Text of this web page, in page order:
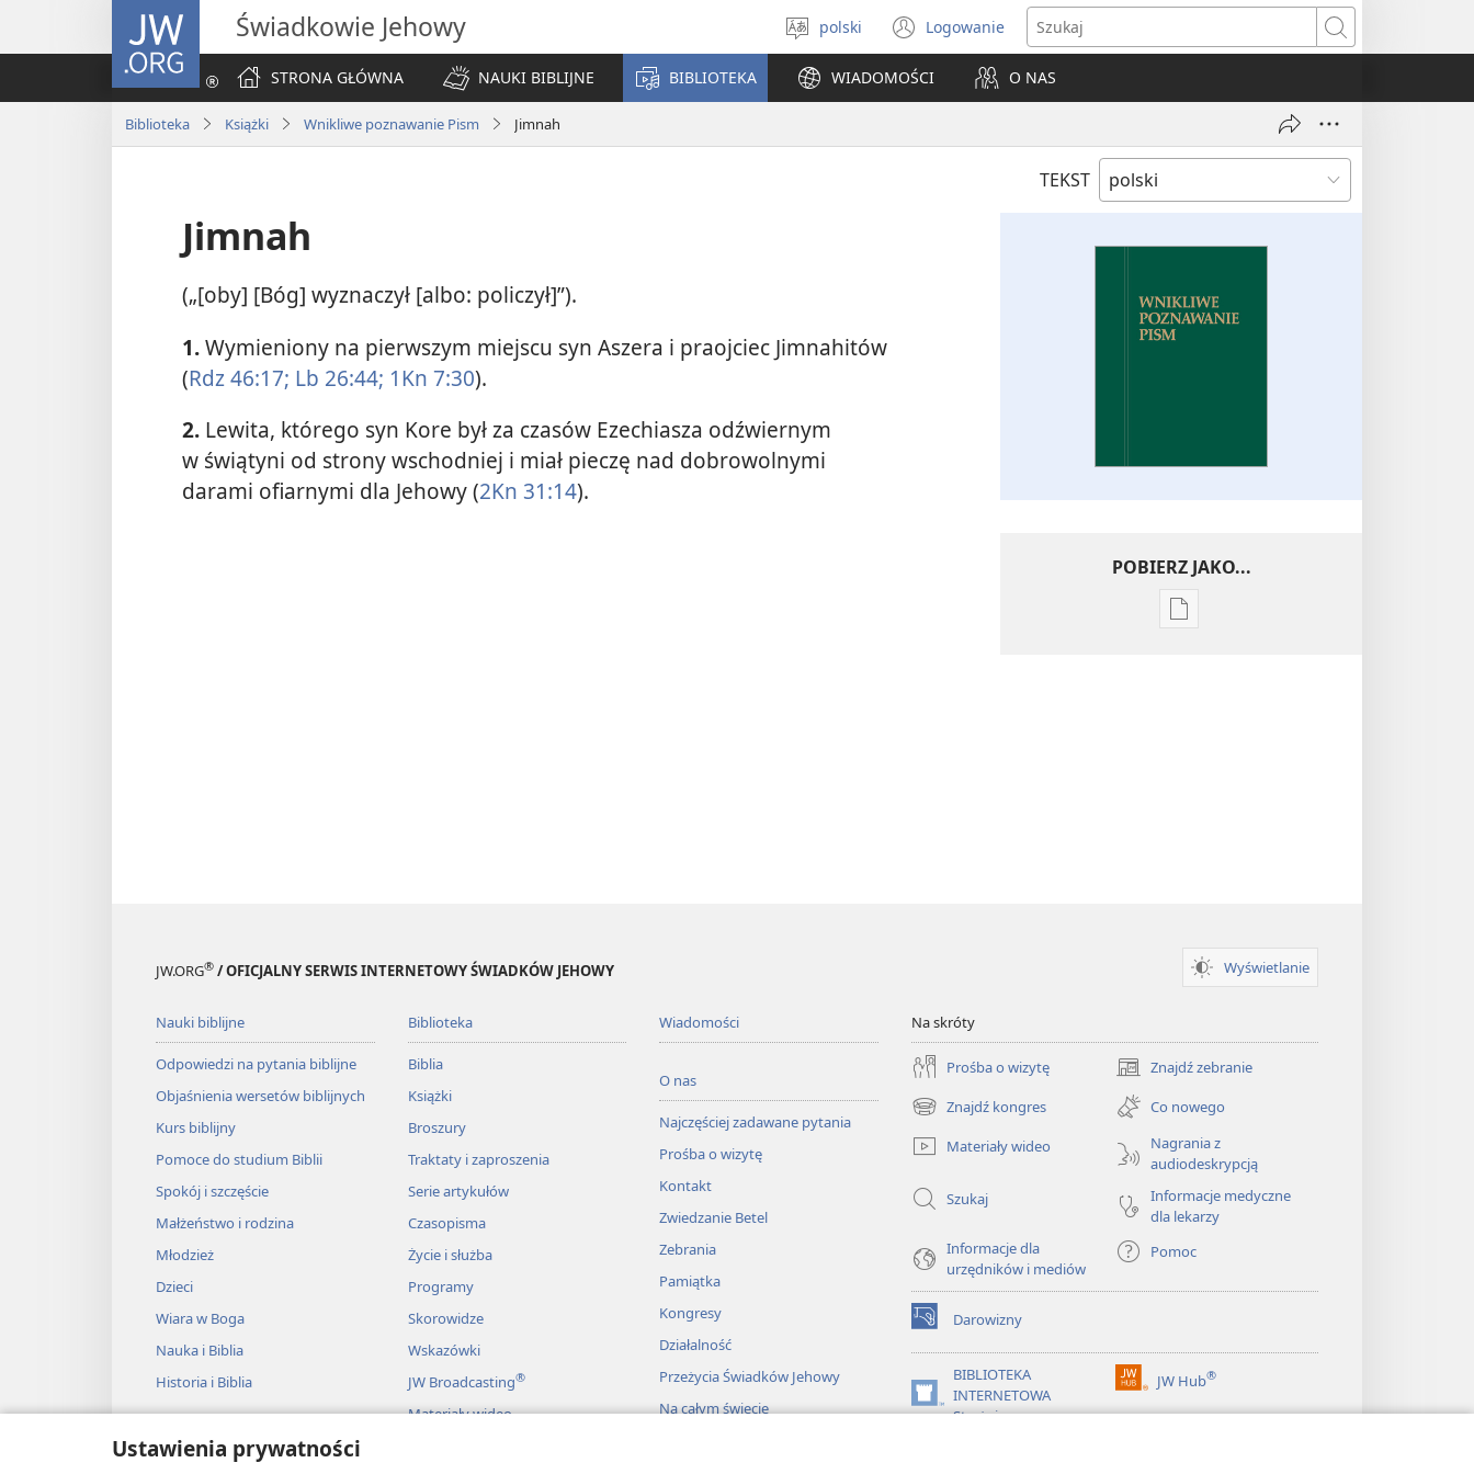
Ustawienia prywatności
JW.ORG Świadkowie Jehowy
Wybór
języka
polski Logowanie
(opens
new
window)
Szukaj
STRONA GŁÓWNA
NAUKI BIBLIJNE BIBLIOTEKA WIADOMOŚCI O NAS
Biblioteka Książki Wnikliwe poznawanie Pism Jimnah
TEKST
Jimnah
(„[oby] [Bóg] wyznaczył [albo: policzył]”).
1.Wymieniony na pierwszym miejscu syn Aszera i praojciec Jimnahitów
(Rdz 46:17; Lb 26:44; 1Kn 7:30).
2. Lewita, którego syn Kore był za czasów Ezechiasza odźwiernym
w świątyni od strony wschodniej i miał pieczę nad dobrowolnymi
darami ofiarnymi dla Jehowy (2Kn 31:14).
POBIERZ JAKO...
Ustawienia
JW.ORG® / OFICJALNY SERWIS INTERNETOWY ŚWIADKÓW JEHOWY Wyświetlanie
Nauki biblijne
Odpowiedzi na pytania biblijne
Objaśnienia wersetów biblijnych
Kurs biblijny
Pomoce do studium Biblii
Spokój i szczęście
Małżeństwo i rodzina
Młodzież
Dzieci
Wiara w Boga
Nauka i Biblia
Historia i Biblia
Biblioteka
Biblia
Książki
Broszury
Traktaty i zaproszenia
Serie artykułów
Czasopisma
Życie i służba
Programy
Skorowidze
Wskazówki
JW Broadcasting®
Materiały wideo
Wiadomości
O nas
Najczęściej zadawane pytania
Prośba o wizytę
Kontakt
Zwiedzanie Betel
Zebrania
Pamiątka
Kongresy
Działalność
Przeżycia Świadków Jehowy
Na całym świecie
Na skróty
Prośba o wizytę Znajdź zebranie
(opens
new
window)
Znajdź kongres
(opens
new
window)
Co nowego
Materiały wideo
Nagrania z
audiodeskrypcją
Szukaj
Informacje medyczne
dla lekarzy
Informacje dla
urzędników i mediów
Pomoc
Darowizny
(opens
new
window)BIBLIOTEKA
INTERNETOWA
Strażnicy
(opens
JW Hub®
(opens
new